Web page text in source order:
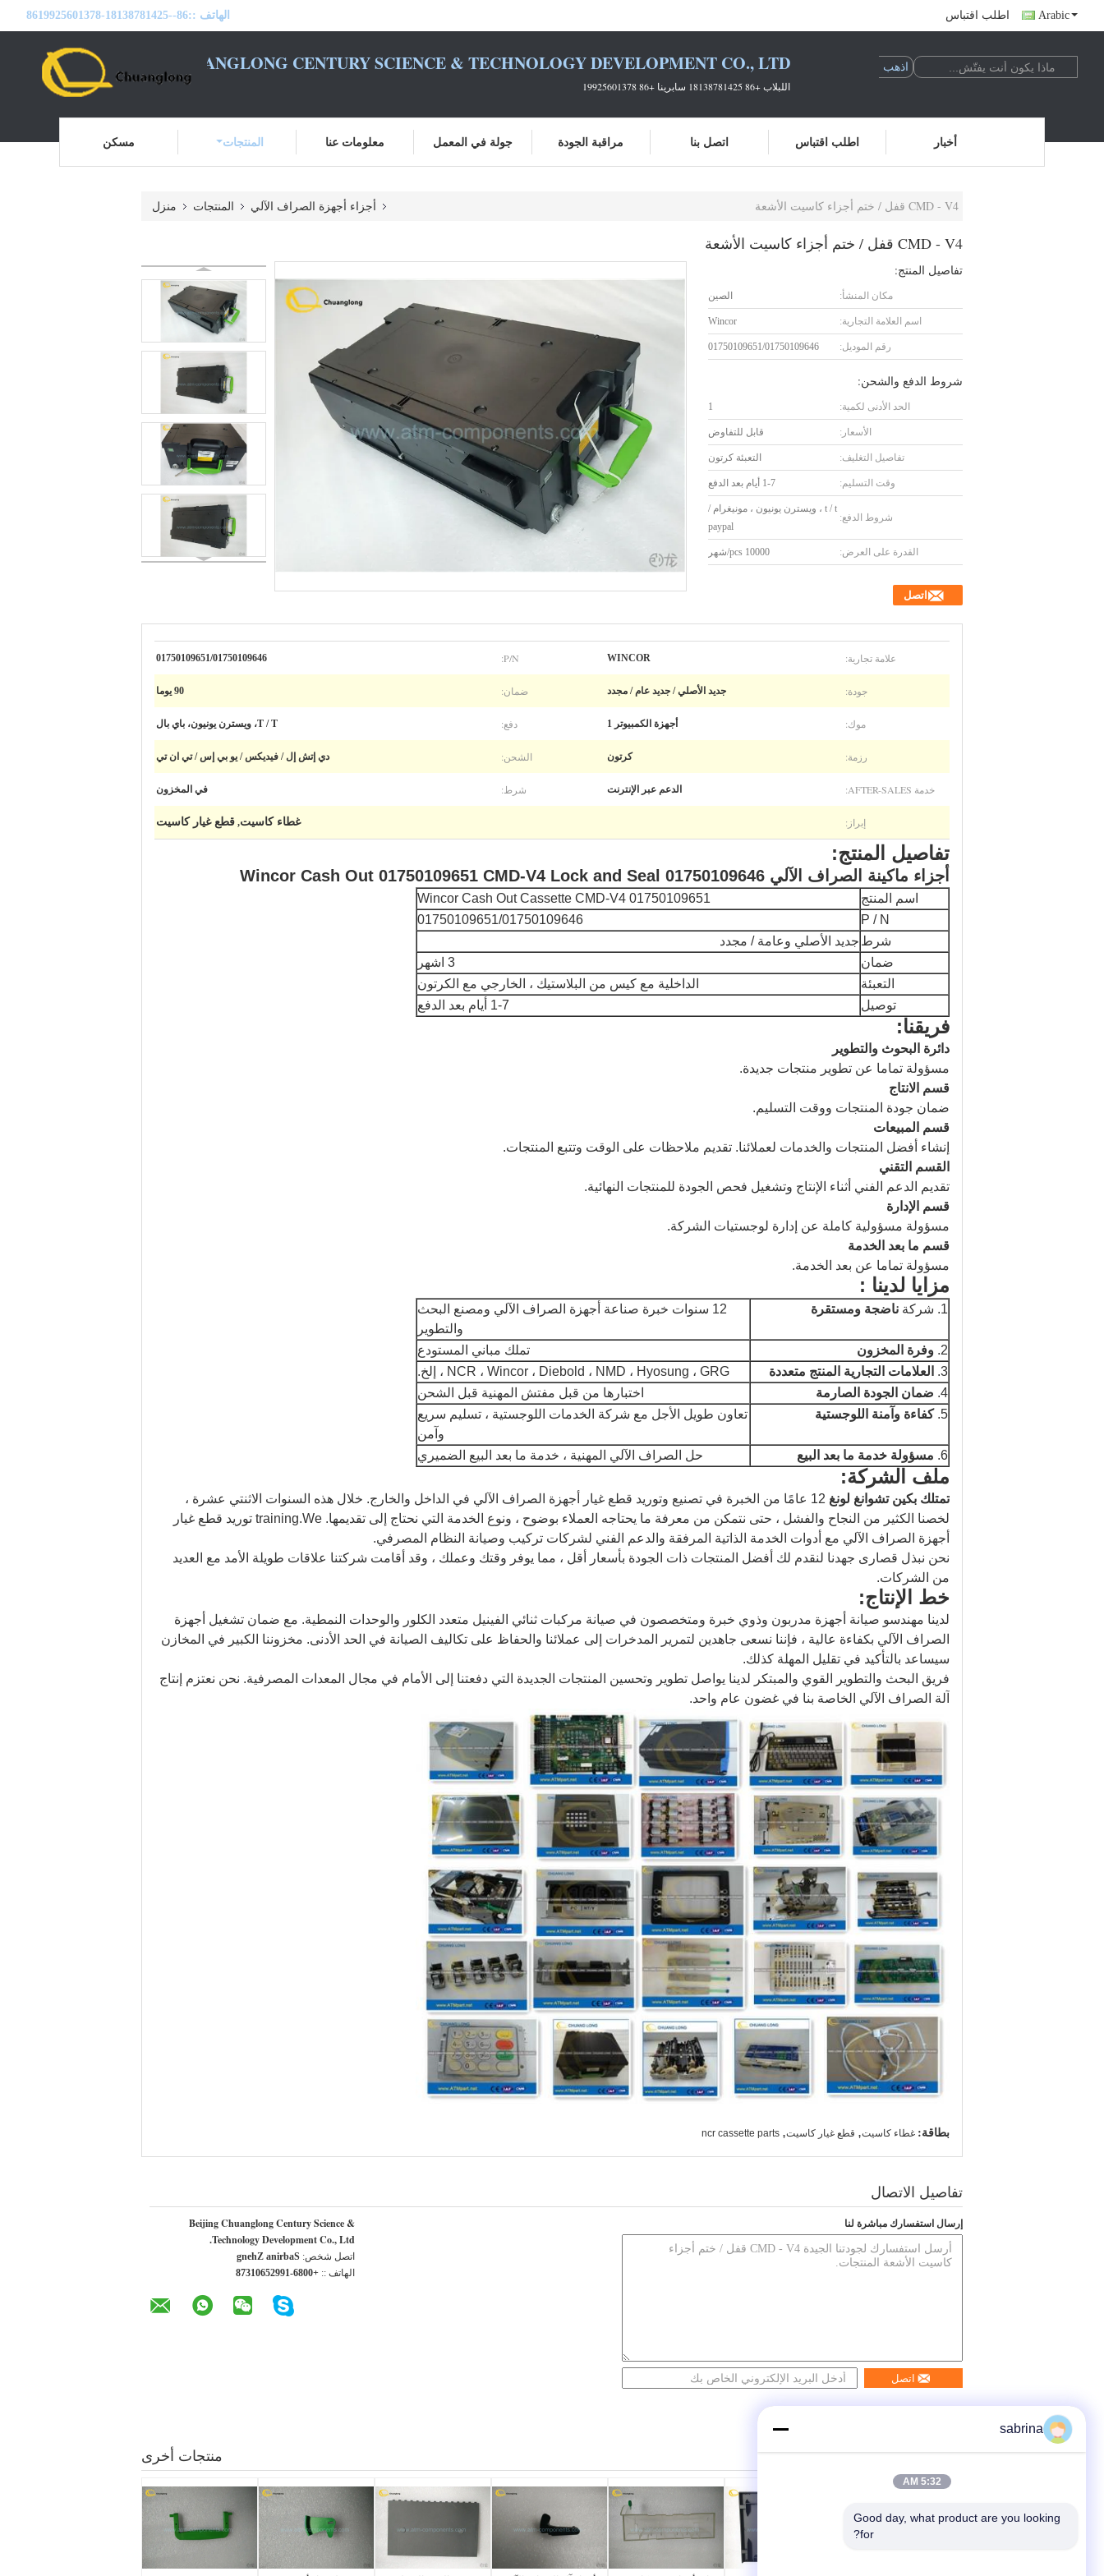
الهاتف ::86--18138781425-8619925601378 اطلب اقتباس Arabic
BEIJING CHUANGLONG CENTURY SCIENCE & TECHNOLOGY DEVELOPMENT CO., LTD.
اللبلاب +86 18138781425 سابرينا +86 19925601378
مسكن المنتجات معلومات عنا جولة في المعمل مراقبة الجودة اتصل بنا اطلب اقتباس أخبار
منزل المنتجات أجزاء أجهزة الصراف الآلي CMD - V4 قفل / ختم أجزاء كاسيت الأشعة
CMD - V4 قفل / ختم أجزاء كاسيت الأشعة
تفاصيل المنتج:
مكان المنشأ: الصين
اسم العلامة التجارية: Wincor
رقم الموديل: 01750109651/01750109646
شروط الدفع والشحن:
الحد الأدنى لكمية: 1
الأسعار: قابل للتفاوض
تفاصيل التغليف: التعبئة كرتون
وقت التسليم: 1-7 أيام بعد الدفع
شروط الدفع:
t / t ، ويسترن يونيون ، مونيغرام /
paypal
القدرة على العرض: 10000 pcs/شهر
اتصل
علامة تجارية: WINCOR
P/N:
01750109651/01750109646
جودة: جديد الأصلي / جديد عام / مجدد ضمان: 90 يوما
موك: أجهزة الكمبيوتر 1 دفع: T / T، ويسترن يونيون، باي بال
رزمة: كرتون الشحن: دي إتش إل / فيديكس / يو بي إس / تي ان تي
خدمة AFTER-SALES: الدعم عبر الإنترنت شرط: في المخزون
إبراز: غطاء كاسيت, قطع غيار كاسيت
تفاصيل المنتج:
أجزاء ماكينة الصراف الآلي Wincor Cash Out 01750109651 CMD-V4 Lock and Seal 01750109646
اسم المنتج
Wincor Cash Out Cassette CMD-V4 01750109651
P / N
01750109651/01750109646
شرط جديد الأصلي وعامة / مجدد
ضمان
3 اشهر
التعبئة
الداخلية مع كيس من البلاستيك ، الخارجي مع الكرتون
توصيل
1-7 أيام بعد الدفع
فريقنا:
دائرة البحوث والتطوير
مسؤولة تماما عن تطوير منتجات جديدة.
قسم الانتاج
ضمان جودة المنتجات ووقت التسليم.
قسم المبيعات
إنشاء أفضل المنتجات والخدمات لعملائنا. تقديم ملاحظات على الوقت وتتبع المنتجات.
القسم التقني
تقديم الدعم الفني أثناء الإنتاج وتشغيل فحص الجودة للمنتجات النهائية.
قسم الإدارة
مسؤولة مسؤولية كاملة عن إدارة لوجستيات الشركة.
قسم ما بعد الخدمة
مسؤولة تماما عن بعد الخدمة.
مزايا لدينا :
1. شركة ناضجة ومستقرة
12 سنوات خبرة صناعة أجهزة الصراف الآلي ومصنع البحث
والتطوير
2. وفرة المخزون
تملك مباني المستودع
3.
العلامات التجارية المنتج متعددة
NCR ، Wincor ، Diebold ، NMD ، Hyosung ، GRG ، إلخ.
4. ضمان الجودة الصارمة
اختبارها من قبل مفتش المهنية قبل الشحن
5. كفاءة وآمنة اللوجستية
تعاون طويل الأجل مع شركة الخدمات اللوجستية ، تسليم سريع
وآمن
6. مسؤولة خدمة ما بعد البيع حل الصراف الآلي المهنية ، خدمة ما بعد البيع الضميري
ملف الشركة:
تمتلك بكين تشوانغ لونغ
خلال هذه السنوات الاثنتي عشرة ،
لخصنا الكثير من النجاح والفشل ، حتى نتمكن من معرفة ما يحتاجه العملاء بوضوح ، ونوع الخدمة التي نحتاج إلى تقديمها. training.We توريد قطع غيار
أجهزة الصراف الآلي مع أدوات الخدمة الذاتية المرفقة والدعم الفني لشركات تركيب وصيانة النظام المصرفي.
نحن نبذل قصارى جهدنا لنقدم لك أفضل المنتجات ذات الجودة بأسعار أقل ، مما يوفر وقتك وعملك ، وقد أقامت شركتنا علاقات طويلة الأمد مع العديد
من الشركات.
خط الإنتاج:
لدينا مهندسو صيانة أجهزة مدربون وذوي خبرة ومتخصصون في صيانة مركبات ثنائي الفينيل متعدد الكلور والوحدات النمطية. مع ضمان تشغيل أجهزة
الصراف الآلي بكفاءة عالية ، فإننا نسعى جاهدين لتمرير المدخرات إلى عملائنا والحفاظ على تكاليف الصيانة في الحد الأدنى. مخزوننا الكبير في المخازن
سيساعد بالتأكيد في تقليل المهلة كذلك.
فريق البحث والتطوير القوي والمبتكر لدينا يواصل تطوير وتحسين المنتجات الجديدة التي دفعتنا إلى الأمام في مجال المعدات المصرفية. نحن نعتزم إنتاج
آلة الصراف الآلي الخاصة بنا في غضون عام واحد.
بطاقة: غطاء كاسيت, قطع غيار كاسيت,
ncr cassette parts
تفاصيل الاتصال
Beijing Chuanglong Century Science &
Technology Development Co., Ltd.
اتصل شخص: Sabrina Zheng
الهاتف :: +0086-19925601378
إرسال استفسارك مباشرة لنا
اتصل
منتجات أخرى
sabrina
5:32 AM
Good day, what product are you looking
for?